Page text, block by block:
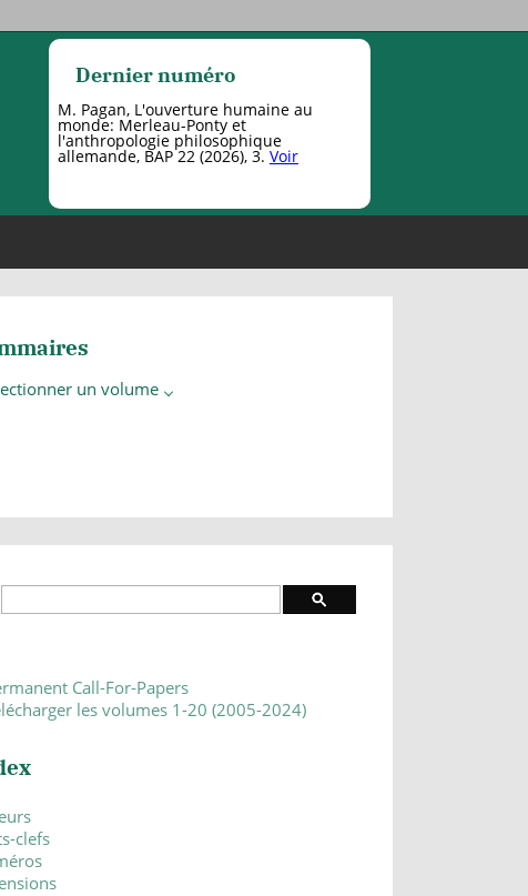
Dernier numéro
M. Pagan, L'ouverture humaine au
monde: Merleau-Ponty et
l'anthropologie philosophique
allemande, BAP 22 (2026), 3. Voir
un volume
Call-For-Papers
les volumes 1-20 (2005-2024)
clefs